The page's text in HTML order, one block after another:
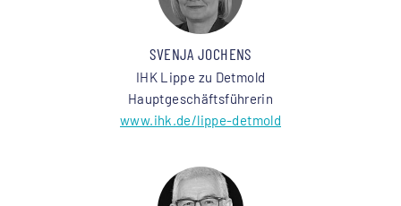
SVENJA JOCHENS
IHK Lippe zu Detmold
Hauptgeschäftsführerin
www.ihk.de/lippe-detmold